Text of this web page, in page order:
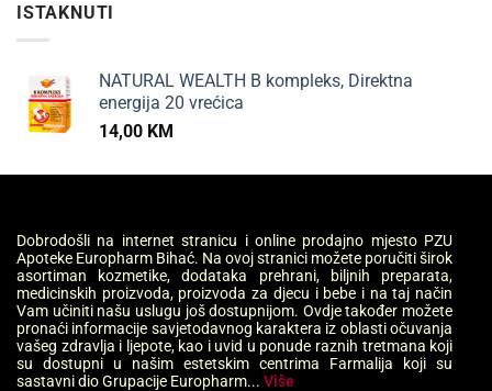
ISTAKNUTI
NATURAL WEALTH B kompleks, Direktna
energija 20 vrećica
14,00 KM
Dobrodošli na internet stranicu i online prodajno mjesto PZU
Apoteke Europharm Bihać. Na ovoj stranici možete poručiti širok
asortiman kozmetike, dodataka prehrani, biljnih preparata,
medicinskih proizvoda, proizvoda za djecu i bebe i na taj način
Vam učiniti našu uslugu još dostupnijom. Ovdje također možete
pronaći informacije savjetodavnog karaktera iz oblasti očuvanja
vašeg zdravlja i ljepote, kao i uvid u ponude raznih tretmana koji
su dostupni u našim estetskim centrima Farmalija koji su
sastavni dio Grupacije Europharm... Više